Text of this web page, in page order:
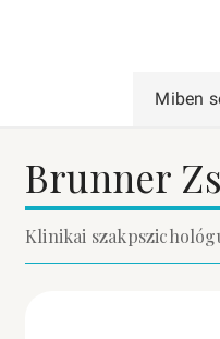
Miben
Brunner
Klinikai